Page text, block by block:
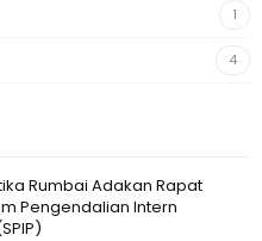
1
4
Rumbai Adakan Rapat
Pengendalian Intern